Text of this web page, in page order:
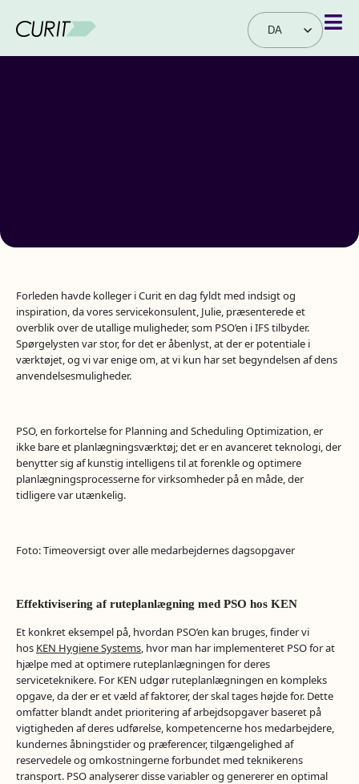
DA
Forleden havde kolleger i Curit en dag fyldt med indsigt og
inspiration, da vores servicekonsulent, Julie, præsenterede et
overblik over de utallige muligheder, som PSO’en i IFS tilbyder.
Spørgelysten var stor, for det er åbenlyst, at der er potentiale i
værktøjet, og vi var enige om, at vi kun har set begyndelsen af dens
anvendelsesmuligheder.
PSO, en forkortelse for Planning and Scheduling Optimization, er
ikke bare et planlægningsværktøj; det er en avanceret teknologi, der
benytter sig af kunstig intelligens til at forenkle og optimere
planlægningsprocesserne for virksomheder på en måde, der
tidligere var utænkelig.
Foto:Timeoversigt over alle medarbejdernes dagsopgaver
Effektivisering af ruteplanlægning med PSO hos KEN
Et konkret eksempel på, hvordan PSO’en kan bruges, finder vi
hos KEN Hygiene Systems, hvor man har implementeret PSO for at
hjælpe med at optimere ruteplanlægningen for deres
serviceteknikere. For KEN udgør ruteplanlægningen en kompleks
opgave, da der er et væld af faktorer, der skal tages højde for. Dette
omfatter blandt andet prioritering af arbejdsopgaver baseret på
vigtigheden af deres udførelse, kompetencerne hos medarbejdere,
kundernes åbningstider og præferencer, tilgængelighed af
reservedele og omkostningerne forbundet med teknikerens
transport. PSO analyserer disse variabler og genererer en optimal